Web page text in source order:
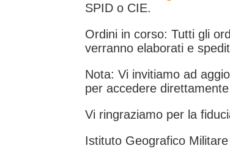
SPID o CIE.
Ordini in corso: Tutti gli
verranno elaborati e
Nota: Vi invitiamo ad
per accedere
Vi ringraziamo per la
Istituto Geografico Militare